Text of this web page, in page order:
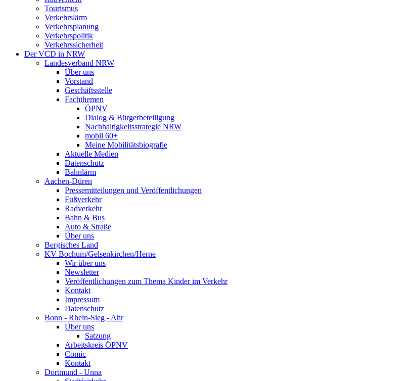
Tourismus
Verkehrslärm
Verkehrsplanung
Verkehrspolitik
Verkehrssicherheit
Der VCD in NRW
Landesverband NRW
Über uns
Vorstand
Geschäftsstelle
Fachthemen
ÖPNV
Dialog & Bürgerbeteiligung
Nachhaltigkeitsstrategie NRW
mobil 60+
Meine Mobilitätsbiografie
Aktuelle Medien
Datenschutz
Bahnlärm
Aachen-Düren
Pressemitteilungen und Veröffentlichungen
Fußverkehr
Radverkehr
Bahn & Bus
Auto & Straße
Über uns
Bergisches Land
KV Bochum/Gelsenkirchen/Herne
Wir über uns
Newsletter
Veröffentlichungen zum Thema Kinder im Verkehr
Kontakt
Impressum
Datenschutz
Bonn - Rhein-Sieg - Ahr
Über uns
Satzung
Arbeitskreis ÖPNV
Comic
Kontakt
Dortmund - Unna